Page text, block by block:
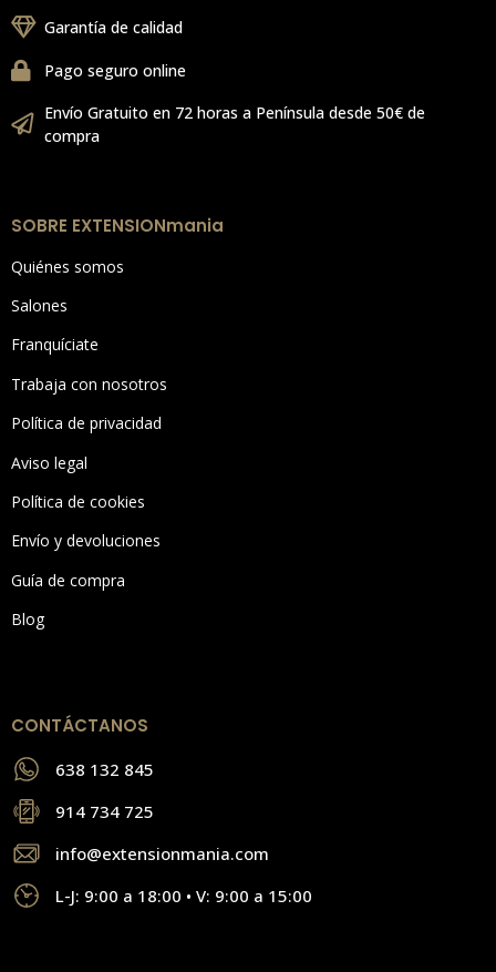
Garantía de calidad
Pago seguro online
Envío Gratuito en 72 horas a Península desde 50€ de
compra
SOBRE EXTENSIONmania
Quiénes somos
Salones
Franquíciate
Trabaja con nosotros
Política de privacidad
Aviso legal
Política de cookies
Envío y devoluciones
Guía de compra
Blog
CONTÁCTANOS
638 132 845
914 734 725
info@extensionmania.com
L-J: 9:00 a 18:00 • V: 9:00 a 15:00